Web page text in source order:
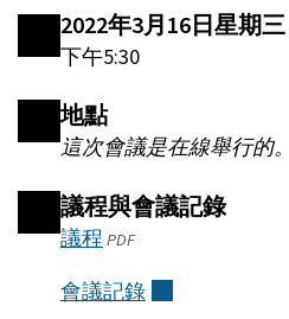
2022年3月16日星期三
下午5:30
地點
這次會議是在線舉行的。
議程與會議記錄
議程(將
一
PDF
會議記錄